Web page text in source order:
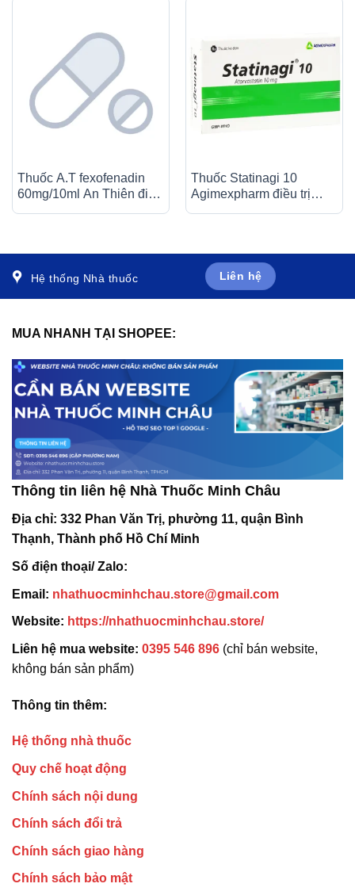
Thuốc A.T fexofenadin
60mg/10ml An Thiên điều
Thuốc Statinagi 10
Agimexpharm điều trị
Hệ thống Nhà thuốc Liên hệ
MUA NHANH TẠI SHOPEE:
Thông tin liên hệ Nhà Thuốc Minh Châu
Địa chỉ: 332 Phan Văn Trị, phường 11, quận Bình
Thạnh, Thành phố Hồ Chí Minh
Số điện thoại/ Zalo:
Email: nhathuocminhchau.store@gmail.com
Website: https://nhathuocminhchau.store/
Liên hệ mua website: 0395 546 896 (chỉ bán website,
không bán sản phẩm)
Thông tin thêm:
Hệ thống nhà thuốc
Quy chế hoạt động
Chính sách nội dung
Chính sách đổi trả
Chính sách giao hàng
Chính sách bảo mật